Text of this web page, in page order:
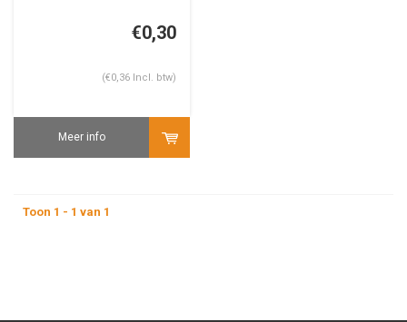
€0,30
(€0,36 Incl. btw)
Meer info
Toon 1 - 1 van 1